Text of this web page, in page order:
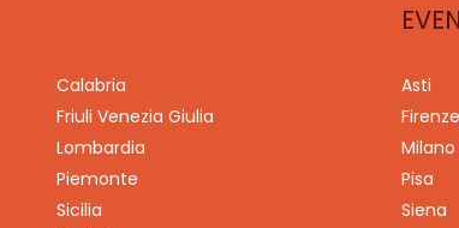
Calabria
Friuli Venezia Giulia
Lombardia
Piemonte
Sicilia
Asti
Firenze
Milano
Pisa
Siena